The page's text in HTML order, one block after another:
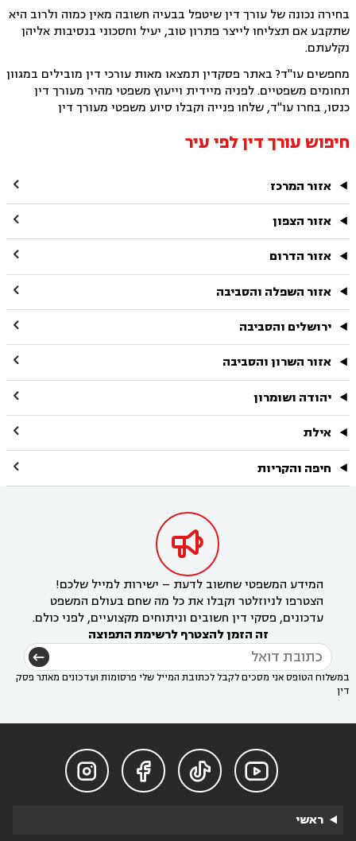
בחירה נכונה של עורך דין שיטפל בבעיה חשובה מאין כמוה ולרוב היא
שתקבע אם תצליחו לייצר פתרון טוב, יעיל וחסכוני בנסיבות אליהן
נקלעתם.
מחפשים עו"ד? באתר פסקדין תמצאו מאות עורכי דין מובילים במגוון
תחומים משפטיים. לפניה מיידית וייעוץ משפטי מהיר מעורך דין
כנסו, בחרו עו"ד, שלחו פנייה וקבלו סיוע משפטי מעורך דין
חיפוש עורך דין לפי עיר
אזור המרכז 
אזור הצפון 
אזור הדרום 
אזור השפלה והסביבה 
ירושלים והסביבה 
אזור השרון והסביבה 
יהודה ושומרון 
אילת 
חיפה והקריות 

המידע המשפטי שחשוב לדעת – ישירות למייל שלכם!
הצטרפו לניוזלטר וקבלו את כל מה שחם בעולם המשפט
עדכונים, פסקי דין חשובים וניתוחים מקצועיים, לפני כולם.
זה הזמן להצטרף לרשימת התפוצה
במשלוח הטופס אני מסכים לקבל לכתובת המייל שלי פרסומות ועדכונים מאתר פסק
דין




ראשי